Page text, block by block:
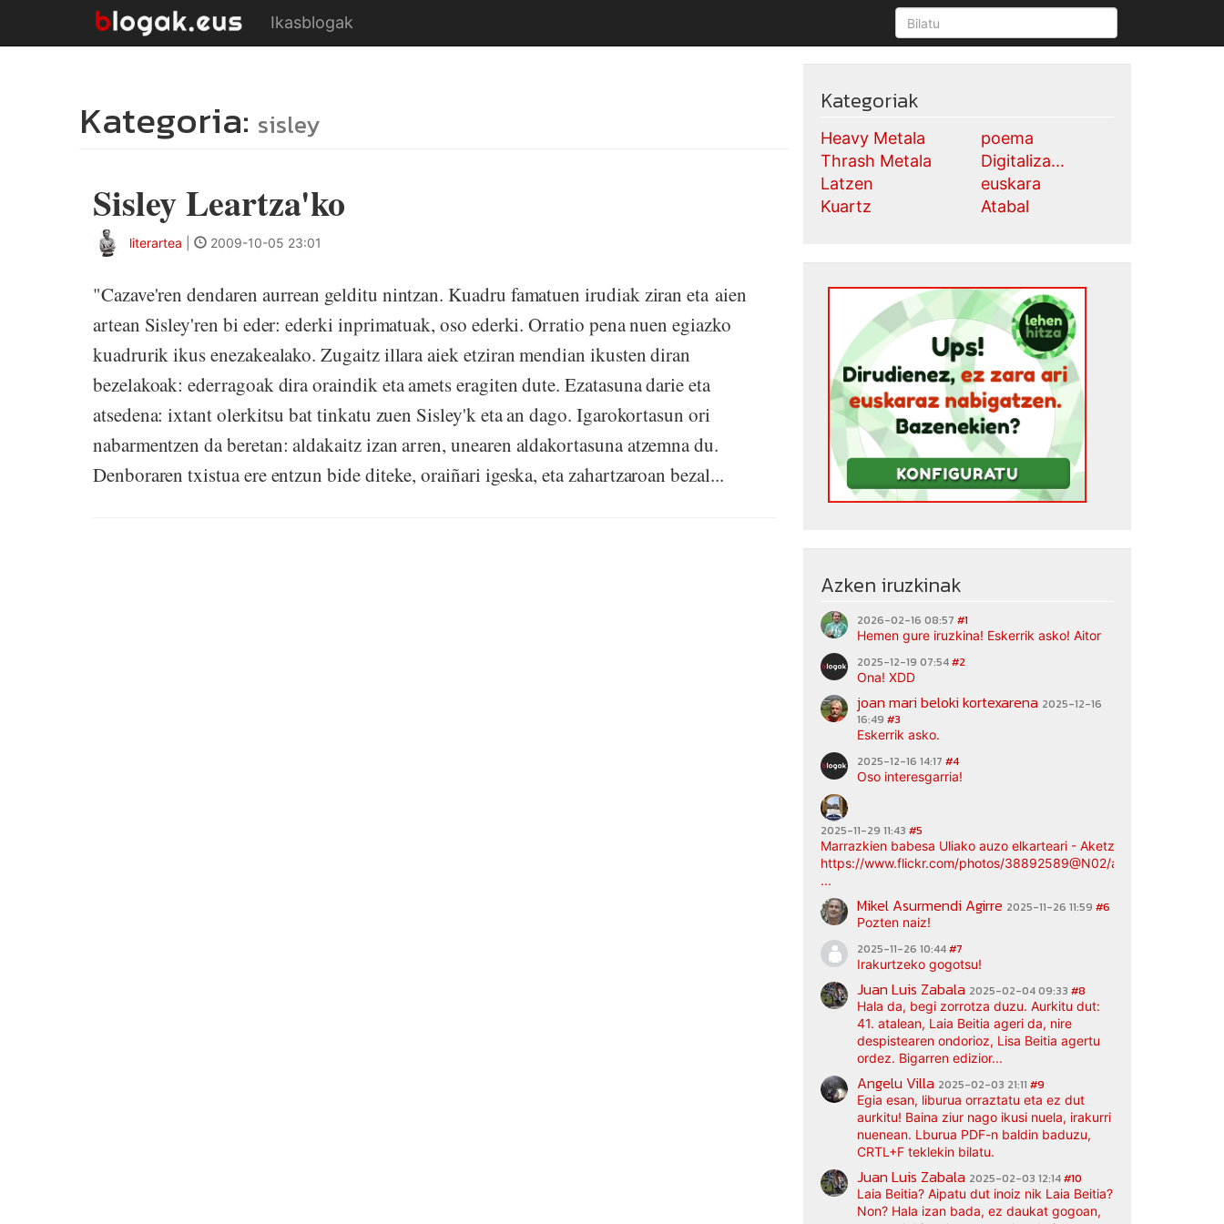
Ikasblogak
Kategoria: sisley
Sisley Leartza'ko
literartea 2009-10-05 23:01
"Cazave'ren dendaren aurrean gelditu nintzan. Kuadru famatuen irudiak ziran eta aien
artean Sisley'ren bi eder: ederki inprimatuak, oso ederki. Orratio pena nuen egiazko
kuadrurik ikus enezakealako. Zugaitz illara aiek etziran mendian ikusten diran
bezelakoak: ederragoak dira oraindik eta amets eragiten dute. Ezatasuna darie eta
atsedena: ixtant olerkitsu bat tinkatu zuen Sisley'k eta an dago. Igarokortasun ori
nabarmentzen da beretan: aldakaitz izan arren, unearen aldakortasuna atzemna du.
Denboraren txistua ere entzun bide diteke, oraiñari igeska, eta zahartzaroan bezal...
Kategoriak
Heavy Metala
Thrash Metala
Latzen
Kuartz
poema
Digitaliza...
euskara
Atabal
Azken iruzkinak
2026-02-16 08:57 #1
Hemen gure iruzkina! Eskerrik asko! Aitor
2025-12-19 07:54#2
Ona! XDD
joan mari beloki kortexarena 2025-12-16
16:49 #3
Eskerrik asko.
2025-12-16 14:17 #4
Oso interesgarria!
2025-11-29 11:43 #5
Marrazkien babesa Uliako auzo elkarteari - Aketz etxea (argazki
https://www.flickr.com/photos/38892589@N02/albums/
...
Mikel Asurmendi Agirre 2025-11-26 11:59 #6
Pozten naiz!
2025-11-26 10:44#7
Irakurtzeko gogotsu!
Juan Luis Zabala 2025-02-04 09:33 #8
Hala da, begi zorrotza duzu. Aurkitu dut:
41. atalean, Laia Beitia ageri da, nire
despistearen ondorioz, Lisa Beitia agertu
ordez. Bigarren edizior...
Angelu Villa 2025-02-03 21:11 #9
Egia esan, liburua orraztatu eta ez dut
aurkitu! Baina ziur nago ikusi nuela, irakurri
nuenean. Lburua PDF-n baldin baduzu,
CRTL+F teklekin bilatu.
Juan Luis Zabala 2025-02-03 12:14#10
Laia Beitia? Aipatu dut inoiz nik Laia Beitia?
Non? Hala izan bada, ez daukat gogoan,